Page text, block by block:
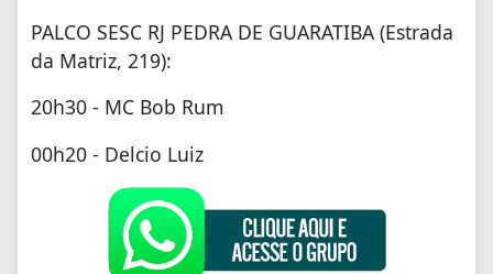
PALCO SESC RJ PEDRA DE GUARATIBA (Estrada
da Matriz, 219):
20h30 - MC Bob Rum
00h20 - Delcio Luiz